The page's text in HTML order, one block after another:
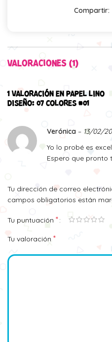
Compartir:
VALORACIONES (1)
1 VALORACIÓN EN PAPEL LINO
DISEÑO: 07 COLORES #01
Verónica – 13/02/
Yo lo probé es
Espero que pronto
Tu dirección de correo
campos obligatorios están
Tu puntuación *
Tu valoración *